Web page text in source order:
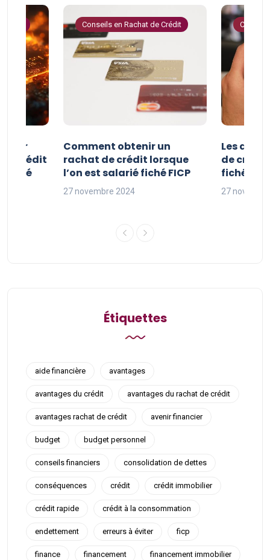
pour
crédit
fiché
Conseils en Rachat de Crédit
Comment obtenir un
rachat de crédit lorsque
l’on est salarié fiché FICP
27 novembre 2024
Les
de crédit
fichés
27
Étiquettes
aide financière avantages
avantages du crédit avantages du rachat de crédit
avantages rachat de crédit avenir financier
budget budget personnel
conseils financiers consolidation de dettes
conséquences crédit crédit immobilier
crédit rapide crédit à la consommation
endettement erreurs à éviter ficp
finance financement financement immobilier